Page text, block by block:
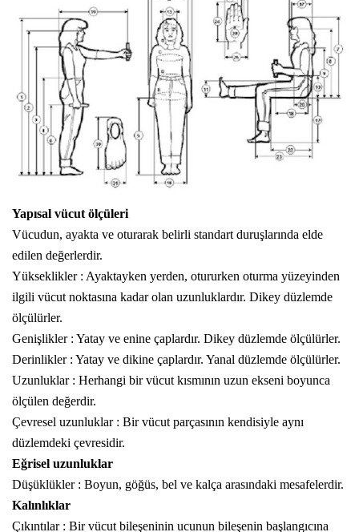
Yapısal vücut ölçüleri
Vücudun, ayakta ve oturarak belirli standart duruşlarında elde
edilen değerlerdir.
Yükseklikler : Ayaktayken yerden, otururken oturma yüzeyinden
ilgili vücut noktasına kadar olan uzunluklardır. Dikey düzlemde
ölçülürler.
Genişlikler : Yatay ve enine çaplardır. Dikey düzlemde ölçülürler.
Derinlikler : Yatay ve dikine çaplardır. Yanal düzlemde ölçülürler.
Uzunluklar : Herhangi bir vücut kısmının uzun ekseni boyunca
ölçülen değerdir.
Çevresel uzunluklar : Bir vücut parçasının kendisiyle aynı
düzlemdeki çevresidir.
Eğrisel uzunluklar
Düşüklükler : Boyun, göğüs, bel ve kalça arasındaki mesafelerdir.
Kalınlıklar
Çıkıntılar : Bir vücut bileşeninin ucunun bileşenin başlangıcına